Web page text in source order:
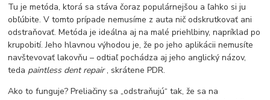
Tu je metóda, ktorá sa stáva čoraz populárnejšou a ľahko si ju
obľúbite. V tomto prípade nemusíme z auta nič odskrutkovať ani
odstraňovať. Metóda je ideálna aj na malé priehlbiny, napríklad po
krupobití. Jeho hlavnou výhodou je, že po jeho aplikácii nemusíte
navštevovať lakovňu – odtiaľ pochádza aj jeho anglický názov,
teda paintless dent repair, skrátene PDR.
Ako to funguje? Preliačiny sa „odstraňujú“ tak, že sa na